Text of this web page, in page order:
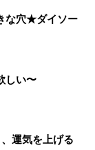
な穴★ダイソー
しい〜
運気を上げる